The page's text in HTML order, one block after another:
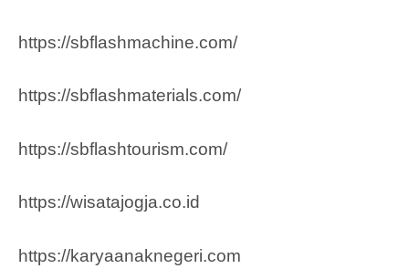
https://sbflashmachine.com/
https://sbflashmaterials.com/
https://sbflashtourism.com/
https://wisatajogja.co.id
https://karyaanaknegeri.com